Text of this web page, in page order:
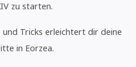
zu starten.
Tricks erleichtert dir deine
in Eorzea.